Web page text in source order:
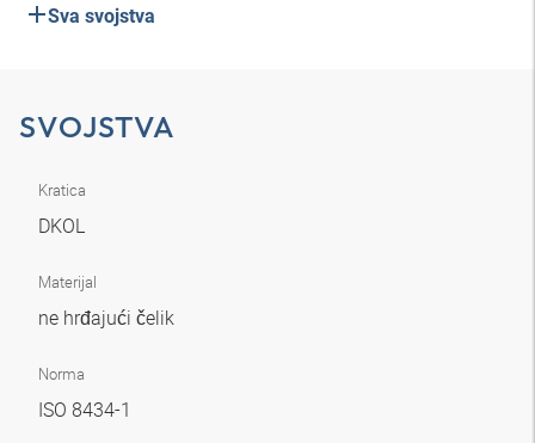
Sva svojstva
SVOJSTVA
Kratica
DKOL
Materijal
ne hrđajući čelik
Norma
ISO 8434-1